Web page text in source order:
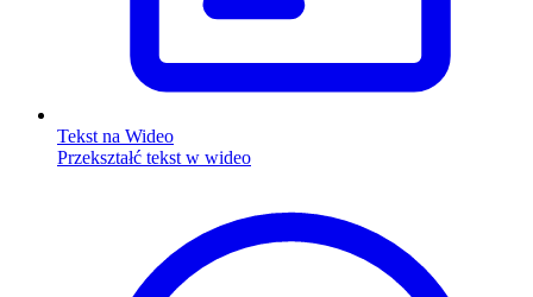
Tekst na Wideo
Przekształć tekst w wideo